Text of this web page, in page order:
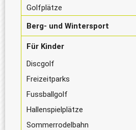
Golfplätze
Berg- und Wintersport
Für Kinder
Discgolf
Freizeitparks
Fussballgolf
Hallenspielplätze
Sommerrodelbahn